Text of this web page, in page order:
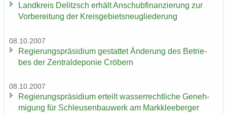
Land­kreis De­litzsch er­hält An­schub­fi­nan­zie­rung zur
Vor­be­rei­tung der Kreis­ge­biets­neu­glie­de­rung
08.10.2007
Re­gie­rungs­prä­si­di­um ge­stat­tet Än­de­rung des Be­trie­
bes der Zen­tral­de­po­nie Crö­bern
08.10.2007
Re­gie­rungs­prä­si­di­um er­teilt was­ser­recht­li­che Ge­neh­
mi­gung für Schleu­sen­bau­werk am Mark­klee­ber­ger